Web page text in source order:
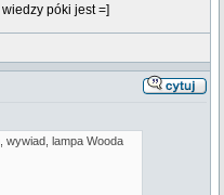
póki jest =]
wywiad, lampa Wooda